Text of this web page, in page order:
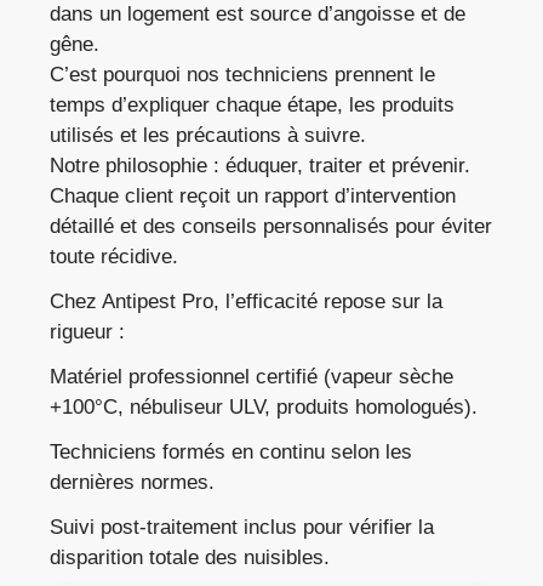
dans un logement est source d’angoisse et de
gêne.
C’est pourquoi nos techniciens prennent le
temps d’expliquer chaque étape, les produits
utilisés et les précautions à suivre.
Notre philosophie : éduquer, traiter et prévenir.
Chaque client reçoit un rapport d’intervention
détaillé et des conseils personnalisés pour éviter
toute récidive.
Chez Antipest Pro, l’efficacité repose sur la
rigueur :
Matériel professionnel certifié (vapeur sèche
+100°C, nébuliseur ULV, produits homologués).
Techniciens formés en continu selon les
dernières normes.
Suivi post-traitement inclus pour vérifier la
disparition totale des nuisibles.